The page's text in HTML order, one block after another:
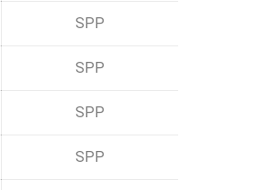
SPP
SPP
SPP
SPP